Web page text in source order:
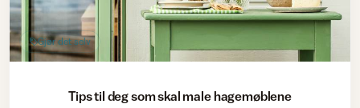
Gjør det selv
Tips til deg som skal male hagemøblene